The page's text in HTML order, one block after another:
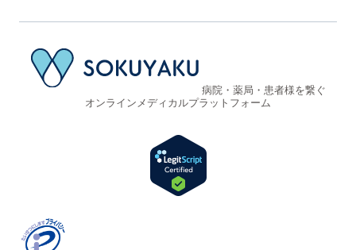
病院・薬局・患者様を繋ぐ
オンラインメディカルプラットフォーム